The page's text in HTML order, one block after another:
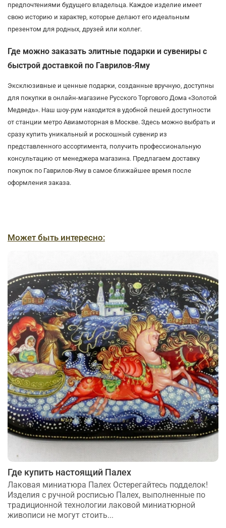
предпочтениями будущего владельца. Каждое изделие имеет
свою историю и характер, которые делают его идеальным
презентом для родных, друзей или коллег.
Где можно заказать элитные подарки и сувениры с
быстрой доставкой по Гаврилов-Яму
Эксклюзивные и ценные подарки, созданные вручную, доступны
для покупки в онлайн-магазине Русского Торгового Дома «Золотой
Медведь». Наш шоу-рум находится в удобной пешей доступности
от станции метро Авиамоторная в Москве. Здесь можно выбрать и
сразу купить уникальный и роскошный сувенир из
представленного ассортимента, получить профессиональную
консультацию от менеджера магазина. Предлагаем доставку
покупок по Гаврилов-Яму в самое ближайшее время после
оформления заказа.
Может быть интересно:
Где купить настоящий Палех
Лаковая миниатюра Палех Остерегайтесь подделок!
Изделия с ручной росписью Палех, выполненные по
традиционной технологии лаковой миниатюрной
живописи не могут стоить...